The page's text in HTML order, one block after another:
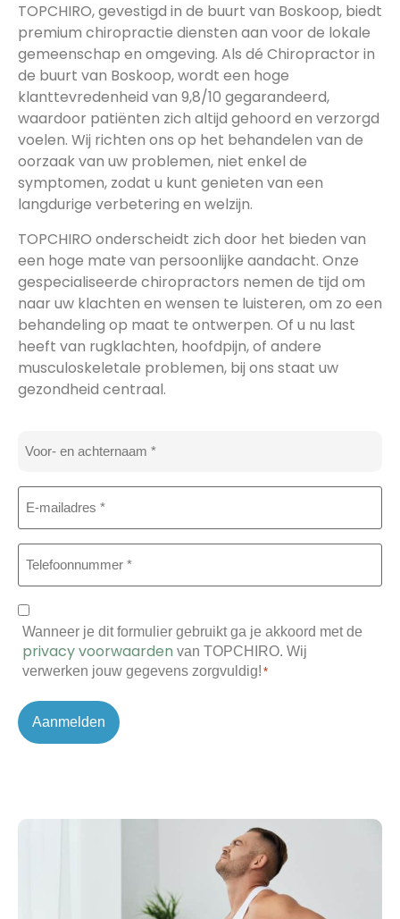
TOPCHIRO, gevestigd in de buurt van Boskoop, biedt
premium chiropractie diensten aan voor de lokale
gemeenschap en omgeving. Als dé Chiropractor in
de buurt van Boskoop, wordt een hoge
klanttevredenheid van 9,8/10 gegarandeerd,
waardoor patiënten zich altijd gehoord en verzorgd
voelen. Wij richten ons op het behandelen van de
oorzaak van uw problemen, niet enkel de
symptomen, zodat u kunt genieten van een
langdurige verbetering en welzijn.
TOPCHIRO onderscheidt zich door het bieden van
een hoge mate van persoonlijke aandacht. Onze
gespecialiseerde chiropractors nemen de tijd om
naar uw klachten en wensen te luisteren, om zo een
behandeling op maat te ontwerpen. Of u nu last
heeft van rugklachten, hoofdpijn, of andere
musculoskeletale problemen, bij ons staat uw
gezondheid centraal.
E-
mailadres
Telefoon
Toestemming
*Wanneer je dit formulier gebruikt ga je akkoord met de
privacy voorwaarden van TOPCHIRO. Wij
verwerken jouw gegevens zorgvuldig! *